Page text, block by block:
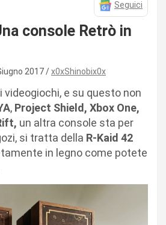
Seguici
console Retrò in
2017 x0xShinobix0x
videogiochi, e su questo non
, Project Shield, Xbox One,
un altra console sta per
si tratta della R-Kaid 42
in legno come potete